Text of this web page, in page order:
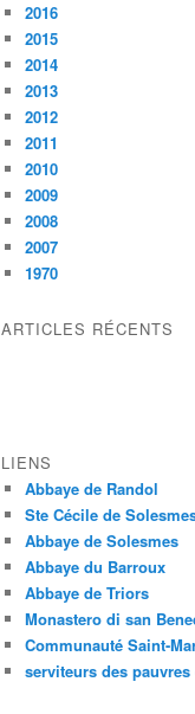
2016
2015
2014
2013
2012
2011
2010
2009
2008
2007
1970
ARTICLES RÉCENTS
LIENS
Abbaye de Randol
Ste Cécile de
Abbaye de Solesmes
Abbaye du Barroux
Abbaye de Triors
Monastero di san
Communauté Saint-
serviteurs des